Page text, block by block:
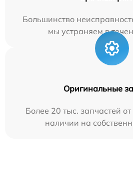
Большинство
мы устраняем в
Оригинальные
Более 20 тыс. запчастей
наличии на